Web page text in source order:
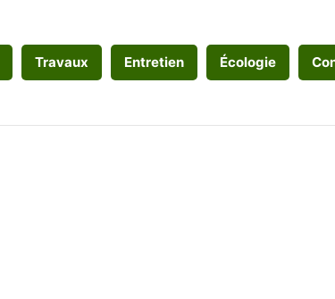
Travaux Entretien Écologie